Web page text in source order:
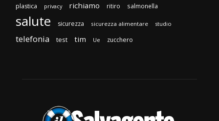
plastica privacy richiamo ritiro salmonella
salute sicurezza sicurezza alimentare studio
telefonia test tim Ue zucchero